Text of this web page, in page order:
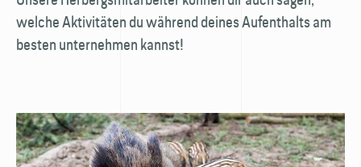
welche Aktivitäten du während deines Aufenthalts am
besten unternehmen kannst!